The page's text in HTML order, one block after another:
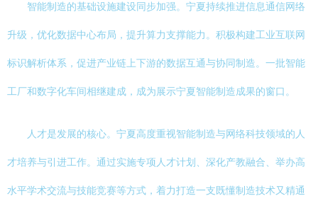
智能制造的基础设施建设同步加强。宁夏持续推进信息通信网络
升级，优化数据中心布局，提升算力支撑能力。积极构建工业互联网
标识解析体系，促进产业链上下游的数据互通与协同制造。一批智能
工厂和数字化车间相继建成，成为展示宁夏智能制造成果的窗口。
人才是发展的核心。宁夏高度重视智能制造与网络科技领域的人
才培养与引进工作。通过实施专项人才计划、深化产教融合、举办高
水平学术交流与技能竞赛等方式，着力打造一支既懂制造技术又精通